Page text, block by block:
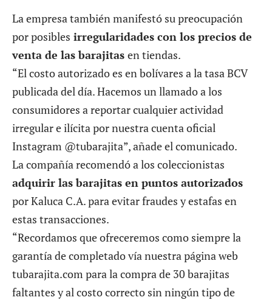
La empresa también manifestó su preocupación
por posibles irregularidades con los precios de
venta de las barajitas en tiendas.
“El costo autorizado es en bolívares a la tasa BCV
publicada del día. Hacemos un llamado a los
consumidores a reportar cualquier actividad
irregular e ilícita por nuestra cuenta oficial
Instagram @tubarajita”, añade el comunicado.
La compañía recomendó a los coleccionistas
adquirir las barajitas en puntos autorizados
por Kaluca C.A. para evitar fraudes y estafas en
estas transacciones.
“Recordamos que ofreceremos como siempre la
garantía de completado vía nuestra página web
tubarajita.com para la compra de 30 barajitas
faltantes y al costo correcto sin ningún tipo de